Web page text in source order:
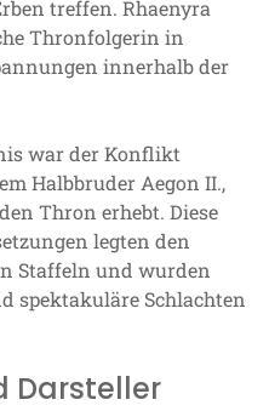
treffen. Rhaenyra
Thronfolgerin in
innerhalb der
war der Konflikt
Halbbruder Aegon II.,
Thron erhebt. Diese
legten den
Staffeln und wurden
spektakuläre Schlachten
Darsteller